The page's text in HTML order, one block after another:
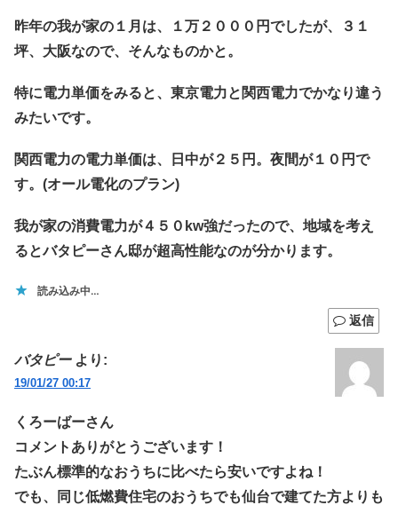
昨年の我が家の１月は、１万２０００円でしたが、３１
坪、大阪なので、そんなものかと。
特に電力単価をみると、東京電力と関西電力でかなり違う
みたいです。
関西電力の電力単価は、日中が２５円。夜間が１０円で
す。(オール電化のプラン)
我が家の消費電力が４５０kw強だったので、地域を考え
るとバタピーさん邸が超高性能なのが分かります。
読み込み中…
返信
バタピー より:
19/01/27 00:17
くろーばーさん
コメントありがとうございます！
たぶん標準的なおうちに比べたら安いですよね！
でも、同じ低燃費住宅のおうちでも仙台で建てた方よりも